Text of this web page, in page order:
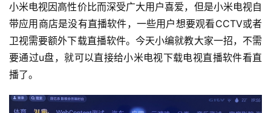
小米电视因高性价比而深受广大用户喜爱，但是小米电视自
带应用商店是没有直播软件，一些用户想要观看CCTV或者
卫视需要额外下载直播软件。今天小编就教大家一招，不需
要通过u盘，就可以直接给小米电视下载电视直播软件看直
播了。